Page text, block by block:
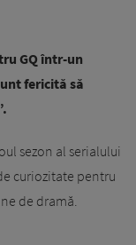
GQ într-un
fericită să
sezon al serialului
curiozitate pentru
de dramă.